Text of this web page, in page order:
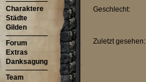
Charaktere
Städte
Gilden
Forum
Extras
Danksagung
Team
Geschlecht:
Zuletzt gesehen: